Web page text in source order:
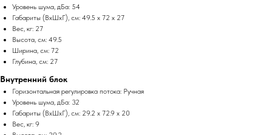
Уровень шума, дБа: 54
Габариты (ВхШхГ), см: 49.5 x 72 x 27
Вес, кг: 27
Высота, см: 49.5
Ширина, см: 72
Глубина, см: 27
Внутренний блок
Горизонтальная регулировка потока: Ручная
Уровень шума, дБа: 32
Габариты (ВхШхГ), см: 29.2 x 72.9 x 20
Вес, кг: 9